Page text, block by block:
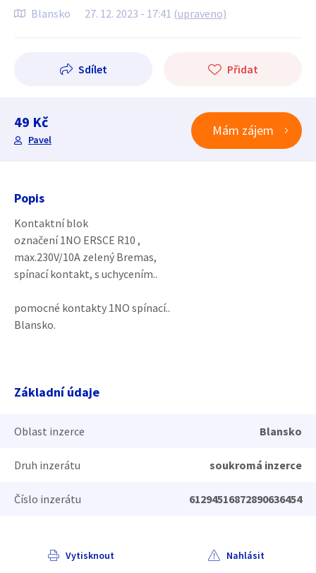
Blansko 27. 12. 2023 - 17:41 (upraveno)
Sdílet Přidat
49 Kč
Pavel
Mám zájem
Popis
Kontaktní blok
označení 1NO ERSCE R10 ,
max.230V/10A zelený Bremas,
spínací kontakt, s uchycením..
pomocné kontakty 1NO spínací..
Blansko.
Základní údaje
Oblast inzerce Blansko
Druh inzerátu soukromá inzerce
Číslo inzerátu 61294516872890636454
Vytisknout Nahlásit